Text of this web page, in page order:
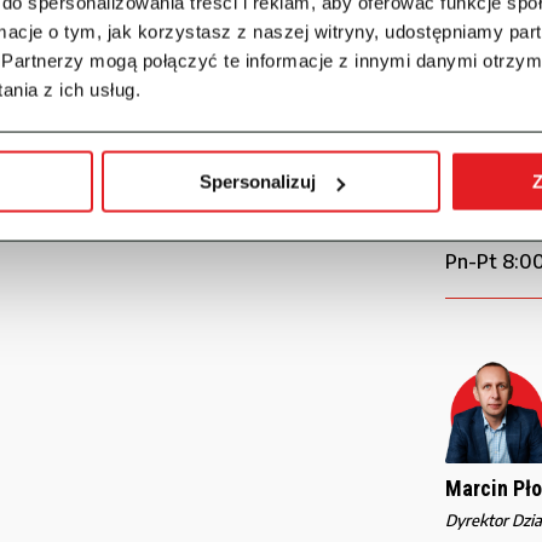
o tym, jak korzystasz z naszej witryny, udostępniamy
mogą połączyć te informacje z innymi danymi
z ich usług.
Spersonalizuj
Pn-Pt
Marcin
Dyrektor